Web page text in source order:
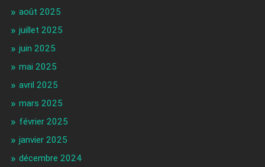
août 2025
juillet 2025
juin 2025
mai 2025
avril 2025
mars 2025
février 2025
janvier 2025
décembre 2024